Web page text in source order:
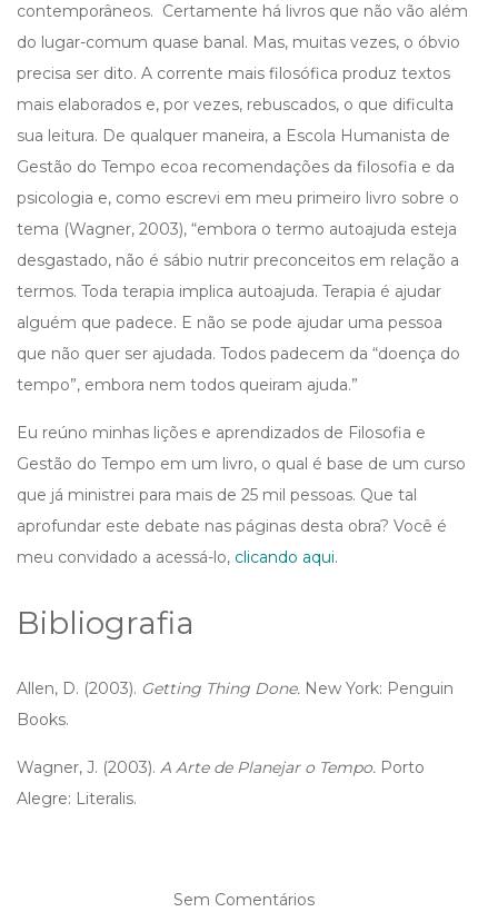
contemporâneos. Certamente há livros que não vão além
do lugar-comum quase banal. Mas, muitas vezes, o óbvio
precisa ser dito. A corrente mais filosófica produz textos
mais elaborados e, por vezes, rebuscados, o que dificulta
sua leitura. De qualquer maneira, a Escola Humanista de
Gestão do Tempo ecoa recomendações da filosofia e da
psicologia e, como escrevi em meu primeiro livro sobre o
tema (Wagner, 2003), “embora o termo autoajuda esteja
desgastado, não é sábio nutrir preconceitos em relação a
termos. Toda terapia implica autoajuda. Terapia é ajudar
alguém que padece. E não se pode ajudar uma pessoa
que não quer ser ajudada. Todos padecem da “doença do
tempo”, embora nem todos queiram ajuda.”
Eu reúno minhas lições e aprendizados de Filosofia e
Gestão do Tempo em um livro, o qual é base de um curso
que já ministrei para mais de 25 mil pessoas. Que tal
aprofundar este debate nas páginas desta obra? Você é
meu convidado a acessá-lo, clicando aqui.
Bibliografia
Allen, D. (2003). Getting Thing Done. New York: Penguin
Books.
Wagner, J. (2003). A Arte de Planejar o Tempo. Porto
Alegre: Literalis.
Sem Comentários